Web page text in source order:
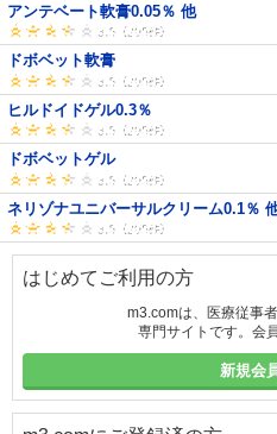
アンテベート軟膏0.05％ 他
ドボベット軟膏
ヒルドイドゲル0.3％
ドボベットゲル
ネリゾナユニバーサルクリーム0.1％
はじめてご利用の方
m3.comは、医療従事
専門サイトです。会
新規会